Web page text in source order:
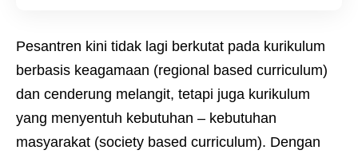
Pesantren kini tidak lagi berkutat pada kurikulum
berbasis keagamaan (regional based curriculum)
dan cenderung melangit, tetapi juga kurikulum
yang menyentuh kebutuhan – kebutuhan
masyarakat (society based curriculum). Dengan